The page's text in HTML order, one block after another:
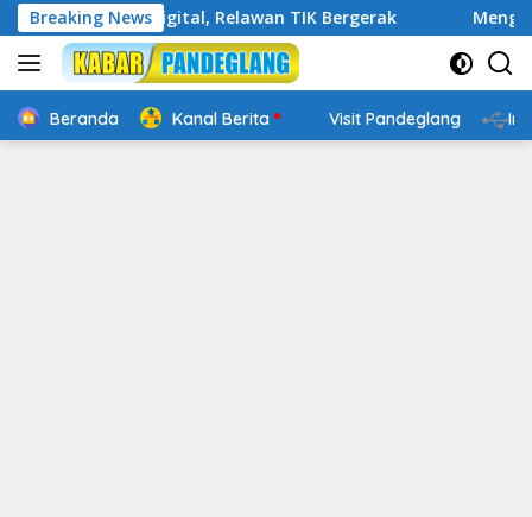
Langsung
ke
konten
Breaking News
Digital, Relawan TIK Bergerak Mengenal
Beranda Kanal Berita Visit Pandeglang